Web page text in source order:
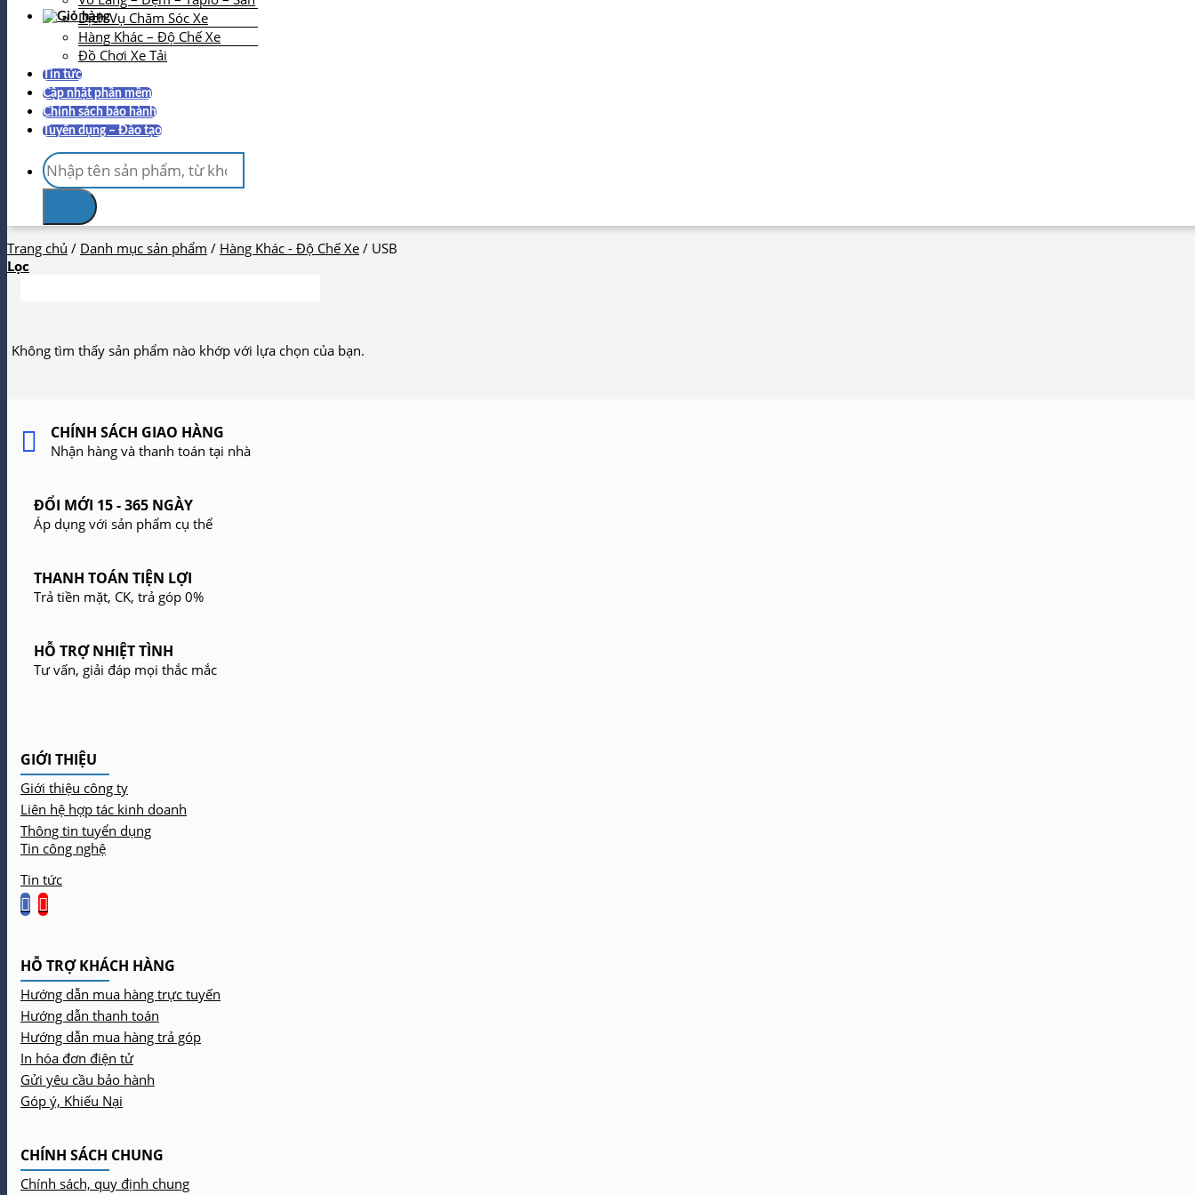
Dịch Vụ Chăm Sóc Xe
Hàng Khác – Độ Chế Xe
Đồ Chơi Xe Tải
Tin tức
Cập nhật phần mềm
Chính sách bảo hành
Tuyển dụng – Đào tạo
Tìm
kiếm:
Trang chủ / Danh mục sản phẩm / Hàng Khác - Độ Chế Xe / USB
Lọc
Không tìm thấy sản phẩm nào khớp với lựa chọn của bạn.
CHÍNH SÁCH GIAO HÀNG
Nhận hàng và thanh toán tại nhà
ĐỔI MỚI 15 - 365 NGÀY
Áp dụng với sản phẩm cụ thể
THANH TOÁN TIỆN LỢI
Trả tiền mặt, CK, trả góp 0%
HỖ TRỢ NHIỆT TÌNH
Tư vấn, giải đáp mọi thắc mắc
GIỚI THIỆU
Giới thiệu công ty
Liên hệ hợp tác kinh doanh
Thông tin tuyển dụng
Tin công nghệ
Tin tức
HỖ TRỢ KHÁCH HÀNG
Hướng dẫn mua hàng trực tuyến
Hướng dẫn thanh toán
Hướng dẫn mua hàng trả góp
In hóa đơn điện tử
Gửi yêu cầu bảo hành
Góp ý, Khiếu Nại
CHÍNH SÁCH CHUNG
Chính sách, quy định chung